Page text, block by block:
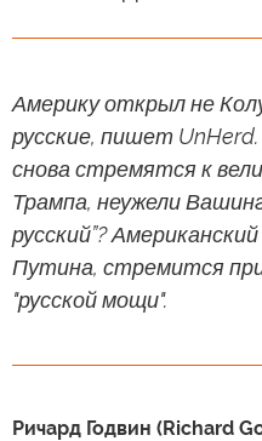
Америку открыл не
русские, пишет
снова стремятся к
Трампа, неужели
русский”?
Путина, стремится
"русской мощи".
Ричард Годвин (Richard